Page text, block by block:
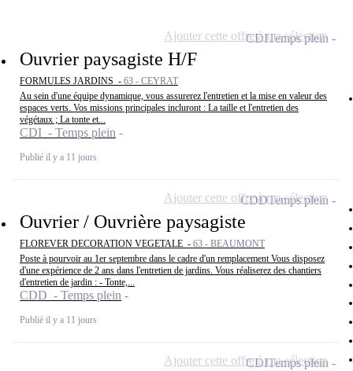
Ouvrier paysagiste H/F
FORMULES JARDINS - 63 - CEYRAT
Au sein d'une équipe dynamique, vous assurerez l'entretien et la mise en valeur des
espaces verts. Vos missions principales incluront : La taille et l'entretien des
végétaux ; La tonte et...
CDI - Temps plein
Publié il y a 11 jours
CDITemps plein
Ajouter cette offre à ma sélection
Ouvrier / Ouvrière paysagiste
FLOREVER DECORATION VEGETALE - 63 - BEAUMONT
Poste à pourvoir au 1er septembre dans le cadre d'un remplacement Vous disposez
d'une expérience de 2 ans dans l'entretien de jardins. Vous réaliserez des chantiers
d'entretien de jardin : - Tonte,...
CDD - Temps plein
Publié il y a 11 jours
CDDTemps plein
Ajouter cette offre à ma sélection
CDITemps plein
Ajouter cette offre à ma sélection